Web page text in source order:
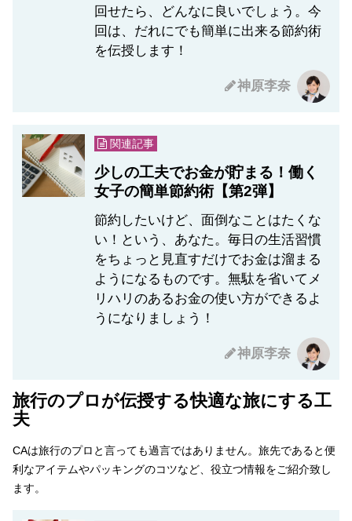
回せたら、どんなに良いでしょう。今
回は、だれにでも簡単に出来る節約術
を伝授します！
神原李奈
関連記事
少しの工夫でお金が貯まる！働く
女子の簡単節約術【第2弾】
節約したいけど、面倒なことはたくな
い！という、あなた。毎日の生活習慣
をちょっと見直すだけでお金は溜まる
ようになるものです。無駄を省いてメ
リハリのあるお金の使い方ができるよ
うになりましょう！
神原李奈
旅行のプロが伝授する快適な旅にする工
夫
CAは旅行のプロと言っても過言ではありません。旅先であると便
利なアイテムやパッキングのコツなど、役立つ情報をご紹介致し
ます。